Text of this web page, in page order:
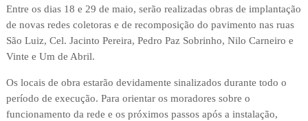
Entre os dias 18 e 29 de maio, serão realizadas obras de implantação
de novas redes coletoras e de recomposição do pavimento nas ruas
São Luiz, Cel. Jacinto Pereira, Pedro Paz Sobrinho, Nilo Carneiro e
Vinte e Um de Abril.
Os locais de obra estarão devidamente sinalizados durante todo o
período de execução. Para orientar os moradores sobre o
funcionamento da rede e os próximos passos após a instalação,